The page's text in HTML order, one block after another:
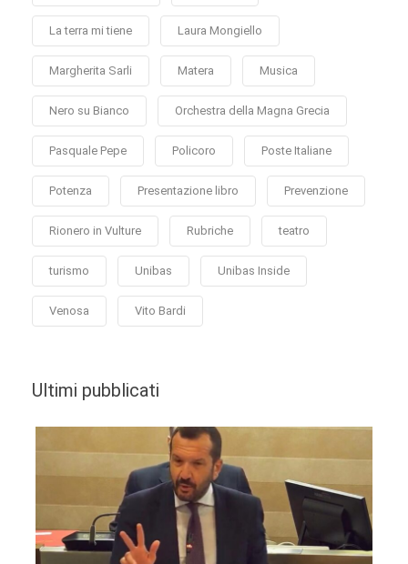
La terra mi tiene Laura Mongiello
Margherita Sarli Matera Musica
Nero su Bianco Orchestra della Magna Grecia
Pasquale Pepe Policoro Poste Italiane
Potenza Presentazione libro Prevenzione
Rionero in Vulture Rubriche teatro
turismo Unibas Unibas Inside
Venosa Vito Bardi
Ultimi pubblicati